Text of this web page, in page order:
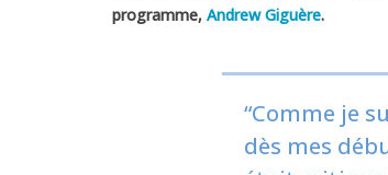
programme, Andrew Giguère.
“Comme je
dès mes